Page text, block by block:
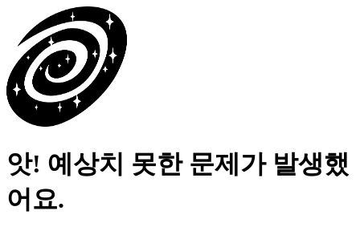
앗! 예상치 못한 문제가 발생했
어요.